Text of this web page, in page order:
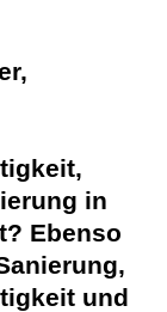
in
Ebenso
und